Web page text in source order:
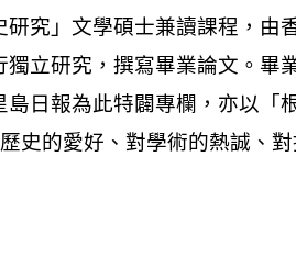
究」文學碩士兼讀課程，
立研究，撰寫畢業論文。
日報為此特闢專欄，亦以
史的愛好、對學術的熱誠、